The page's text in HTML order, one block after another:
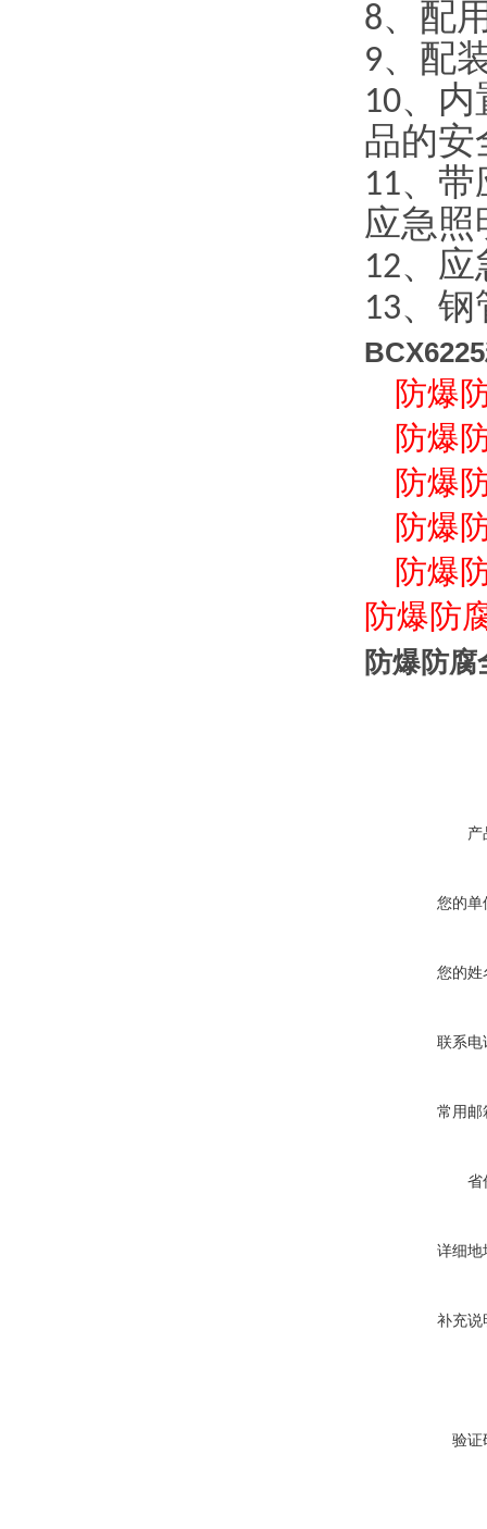
8、配
9、配
10、
品的安
11、
应急照
12、
13、
防爆
防爆
防爆
防爆
防爆
防爆防
防爆防
产
您的单
您的姓
联系电
常用邮
省
详细地
补充说
验证